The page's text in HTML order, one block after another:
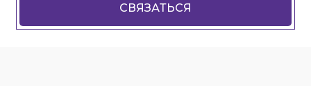
СВЯЗАТЬСЯ